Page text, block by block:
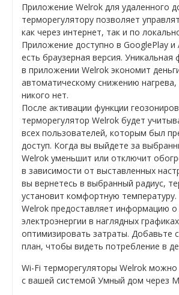
Приложение Welrok для удаленного
терморегулятору позволяет
как через интернет, так и по
Приложение доступно в GooglePlay и
есть браузерная версия. Уникальная
в приложении Welrok экономит
автоматическому снижению нагрева,
никого нет.
После активации функции
терморегулятор Welrok будет
всех пользователей, которым был
доступ. Когда вы выйдете за
Welrok уменьшит или отключит
в зависимости от выставленных
вы вернетесь в выбранный радиус,
установит комфортную
Welrok предоставляет информацию о
электроэнергии в наглядных
оптимизировать затраты. Добавьте
план, чтобы видеть потребление в
Wi-Fi терморегуляторы Welrok можно
с вашей системой Умный дом через